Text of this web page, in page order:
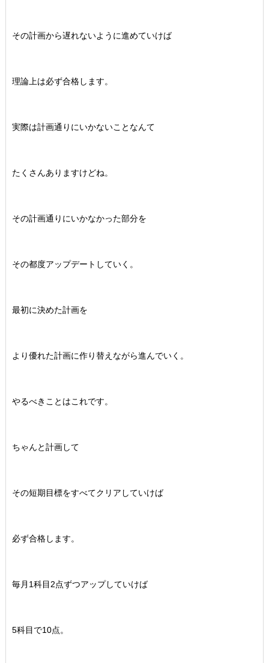
その計画から遅れないように進めていけば
理論上は必ず合格します。
実際は計画通りにいかないことなんて
たくさんありますけどね。
その計画通りにいかなかった部分を
その都度アップデートしていく。
最初に決めた計画を
より優れた計画に作り替えながら進んでいく。
やるべきことはこれです。
ちゃんと計画して
その短期目標をすべてクリアしていけば
必ず合格します。
毎月1科目2点ずつアップしていけば
5科目で10点。